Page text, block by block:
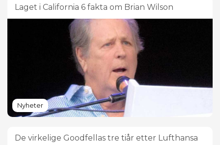
Laget i California 6 fakta om Brian Wilson
Nyheter
De virkelige Goodfellas tre tiår etter Lufthansa